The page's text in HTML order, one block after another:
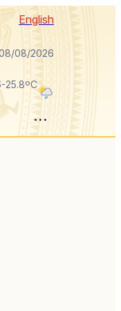
English
08/2026
25.8ºC